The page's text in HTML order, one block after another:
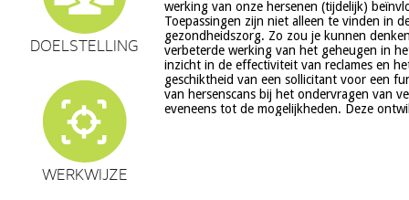
DOELSTELLING
WERKWIJZE
werking van onze hersenen (tijdelijk)
Toepassingen zijn niet alleen te vinden in
gezondheidszorg. Zo zou je kunnen
verbeterde werking van het geheugen in
inzicht in de effectiviteit van reclames en
geschiktheid van een sollicitant voor een
van hersenscans bij het ondervragen van
eveneens tot de mogelijkheden. Deze
volksgezondheid (veiligheid) en veranderingen in ons
en waarden stelsel. De beoogde commerciële toepassing
een aantal van deze technologieën is een extra
zorg. Het doel van dit project is om een
verantwoorde ontwikkeling van
hersenwetenschappen te realiseren,